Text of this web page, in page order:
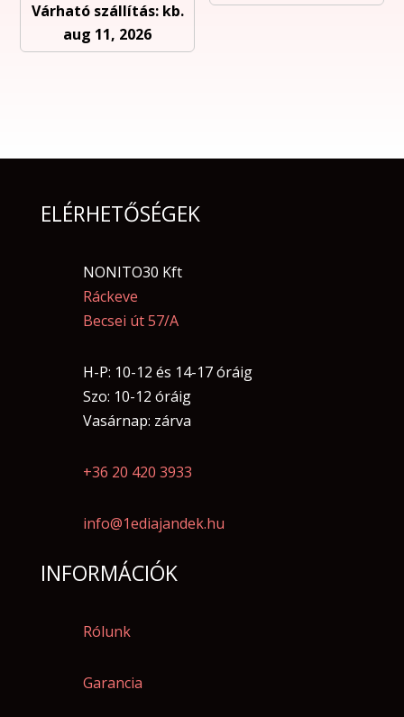
Várható szállítás: kb.
aug 11, 2026
ELÉRHETŐSÉGEK
NONITO30 Kft
Ráckeve
Becsei út 57/A
H-P: 10-12 és 14-17 óráig
Szo: 10-12 óráig
Vasárnap: zárva
+36 20 420 3933
info@1ediajandek.hu
INFORMÁCIÓK
Rólunk
Garancia